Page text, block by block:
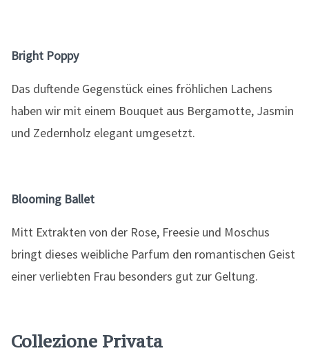
Bright Poppy
Das duftende Gegenstück eines fröhlichen Lachens
haben wir mit einem Bouquet aus Bergamotte, Jasmin
und Zedernholz elegant umgesetzt.
Blooming Ballet
Mitt Extrakten von der Rose, Freesie und Moschus
bringt dieses weibliche Parfum den romantischen Geist
einer verliebten Frau besonders gut zur Geltung.
Collezione Privata